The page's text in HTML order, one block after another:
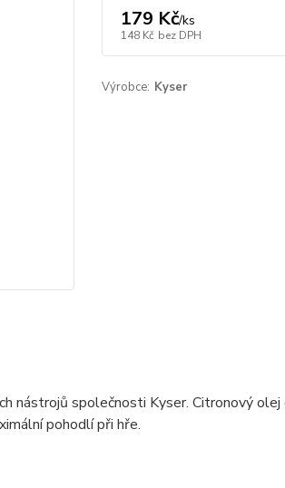
179 Kč/ks
148 Kč bez DPH
Výrobce: Kyser
nástrojů společnosti Kyser. Citronový
pohodlí při hře.